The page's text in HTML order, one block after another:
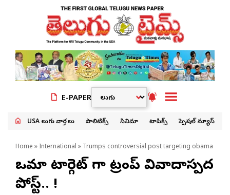
E-PAPER
USA తెలుగు వార్తలు పాలిటిక్స్ సినిమా టాపిక్స్ స్పెషల్ న్యూస్
Home » International » Trumps controversial post targeting obama
ఒబామా టార్గెట్ గా ట్రంప్ వివాదాస్పద
పోస్ట్.. !